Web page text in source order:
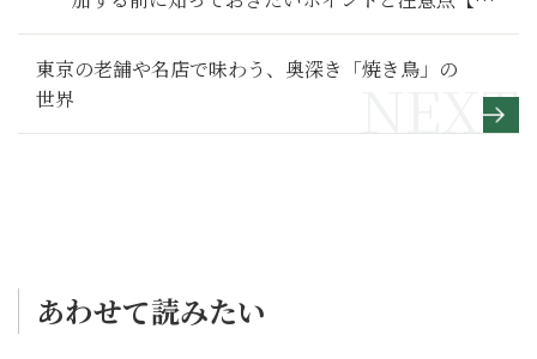
礼の作法】
東京の老舗や名店で味わう、奥深き「焼き鳥」の
世界
あわせて読みたい